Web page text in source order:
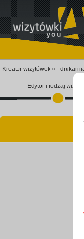
Kreator wizytówek »
Edytor i rodzaj